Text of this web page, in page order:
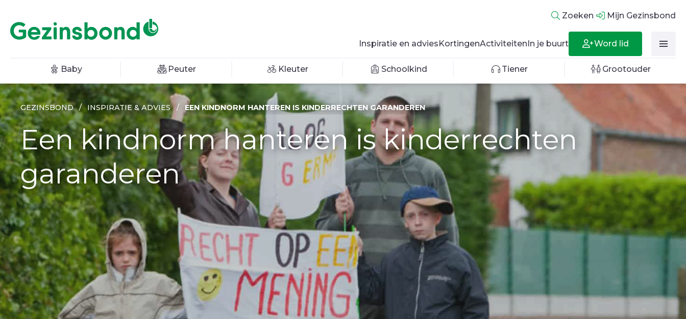
Inspiratie en advies KortingenActiviteiten In je buurt Word lid
Zoeken Mijn Gezinsbond
Baby Peuter Kleuter Schoolkind Tiener Grootouder
GEZINSBOND / INSPIRATIE & ADVIES / EEN KINDNORM HANTEREN IS KINDERRECHTEN GARANDEREN
Een kindnorm hanteren is kinderrechten
garanderen